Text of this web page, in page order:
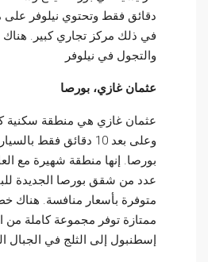
دقائق فقط وتحتوي نيلوفر على
في ذلك مركز تجاري كبير. هناك
والتجول في نيلوفر
عثمان غازي، بورصا
عثمان غازي هي منطقة سكنية
وعلى بعد 10 دقائق فقط
بورصا. إنها منطقة شهيرة مع
عدد من شقق بورصا الجديدة
متوفرة بأسعار منافسة. هناك
ممتازة توفر مجموعة كاملة من
إسطنبول إلى الثلج في الجبال